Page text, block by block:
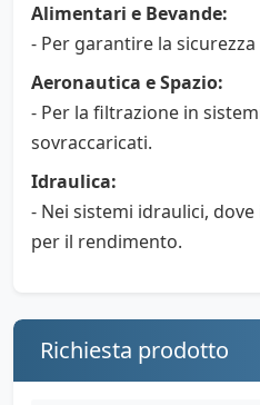
Alimentari e Bevande:
- Per garantire la
Aeronautica e Spazio:
- Per la filtrazione in
sovraccaricati.
Idraulica:
- Nei sistemi idraulici,
per il rendimento.
Richiesta prodotto